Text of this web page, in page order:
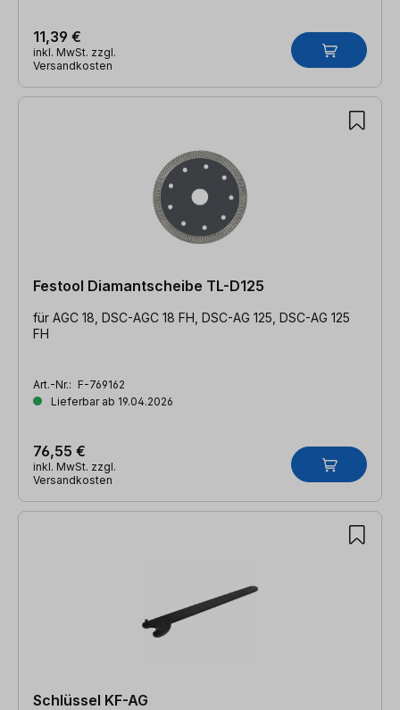
11,39 €
inkl. MwSt. zzgl.
Versandkosten
Festool Diamantscheibe TL-D125
für AGC 18, DSC-AGC 18 FH, DSC-AG 125, DSC-AG 125
FH
Art.-Nr.: F-769162
Lieferbar ab 19.04.2026
76,55 €
inkl. MwSt. zzgl.
Versandkosten
Schlüssel KF-AG